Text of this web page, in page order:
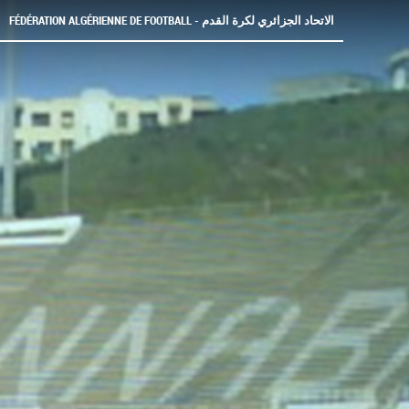
FÉDÉRATION ALGÉRIENNE DE FOOTBALL - الاتحاد الجزائري لكرة القدم